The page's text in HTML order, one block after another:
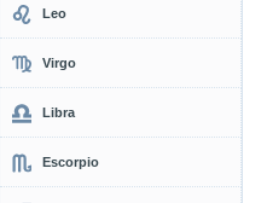
Leo
Virgo
Libra
Escorpio